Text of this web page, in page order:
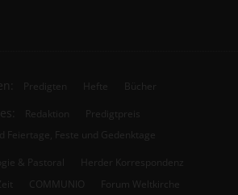
Predigten Hefte Bücher
Redaktion
Predigtpreis
Feiertage, Feste und Gedenktage
& Pastoral
Herder Korrespondenz
COMMUNIO
Forum Weltkirche